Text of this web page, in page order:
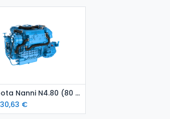
Lisää ostoskoriin
Kubota Nanni N4.80 (80 hp) meridieselmoottori
€